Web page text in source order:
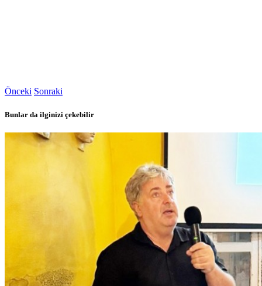
Önceki Sonraki
Bunlar da ilginizi çekebilir